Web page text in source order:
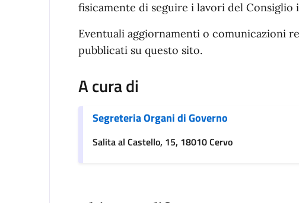
fisicamente di seguire i lavori del Consiglio
Eventuali aggiornamenti o comunicazioni
pubblicati su questo sito.
A cura di
Segreteria Organi di Governo
Salita al Castello, 15, 18010 Cervo